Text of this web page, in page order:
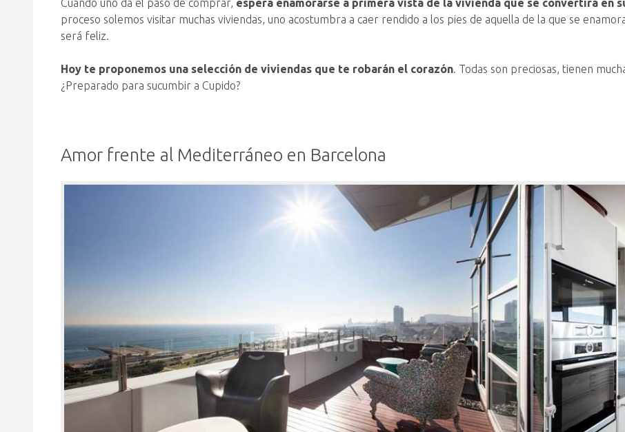
Cuando uno da el paso de comprar, espera enamorarse a primera vista de la vivienda que se convertirá en
proceso solemos visitar muchas viviendas, uno acostumbra a caer rendido a los pies de aquella de la que se
será feliz.
Hoy te proponemos una selección de viviendas que te robarán el corazón. Todas son preciosas, tienen
¿Preparado para sucumbir a Cupido?
Amor frente al Mediterráneo en Barcelona